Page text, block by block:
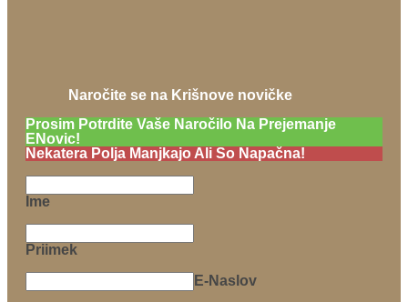
Naročite se na Krišnove novičke
Prosim Potrdite Vaše Naročilo Na Prejemanje
ENovic!
Nekatera Polja Manjkajo Ali So Napačna!
Ime
Priimek
E-Naslov